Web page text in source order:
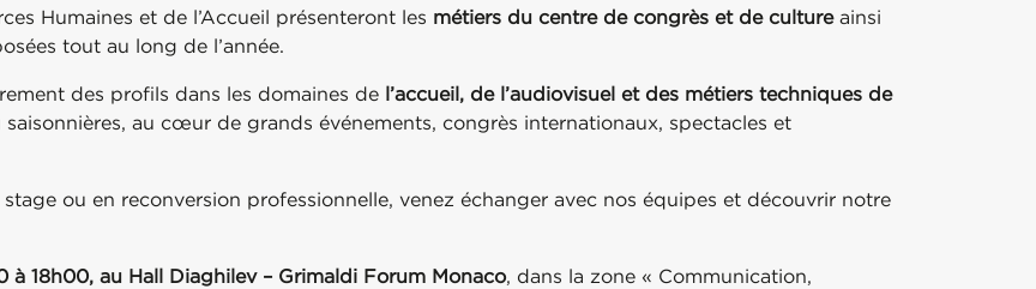
Humaines et de l’Accueil présenteront les métiers du centre de congrès et de cultureainsi
tout au long de l’année.
des profils dans les domaines de l’accueil, de l’audiovisuel et des métiers techniques de
au cœur de grands événements, congrès internationaux, spectacles et
ou en reconversion professionnelle, venez échanger avec nos équipes et découvrir notre
18h00, au Hall Diaghilev – Grimaldi Forum Monaco, dans la zone « Communication,